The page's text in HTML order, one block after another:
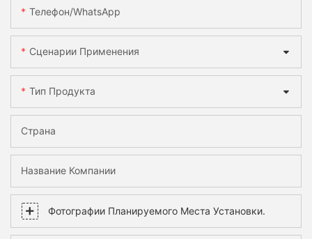
Телефон/WhatsApp
Сценарии Применения
Тип Продукта
Страна
Название Компании
Фотографии Планируемого Места Установки.